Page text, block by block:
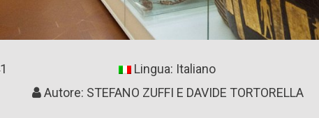
Lingua: Italiano
Autore: STEFANO ZUFFI E DAVIDE TORTORELLA